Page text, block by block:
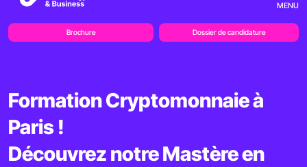
Formation Cryptomonnaie à
Paris !
Découvrez notre Mastère en
MENU
Brochure Dossier de candidature